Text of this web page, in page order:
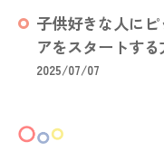
子供好きな人に
アをスタートす
2025/07/07